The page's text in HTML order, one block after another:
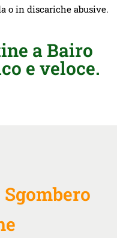
o in discariche abusive.
a Bairo
e veloce.